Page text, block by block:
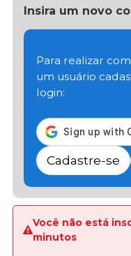
Insira um novo
Para realizar
um usuário
login:
Cadastre-se
Você não está
minutos